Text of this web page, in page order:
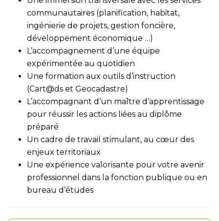
communautaires (planification, habitat,
ingénierie de projets, gestion foncière,
développement économique …)
L’accompagnement d’une équipe
expérimentée au quotidien
Une formation aux outils d’instruction
(Cart@ds et Geocadastre)
L’accompagnant d’un maître d’apprentissage
pour réussir les actions liées au diplôme
préparé
Un cadre de travail stimulant, au cœur des
enjeux territoriaux
Une expérience valorisante pour votre avenir
professionnel dans la fonction publique ou en
bureau d’études